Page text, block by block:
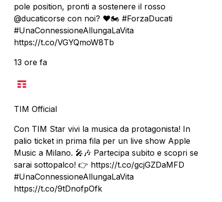
pole position, pronti a sostenere il rosso
@ducaticorse con noi? ❤️🏍️ #ForzaDucati
#UnaConnessioneAllungaLaVita
https://t.co/VGYQmoW8Tb
13 ore fa
TIM Official
Con TIM Star vivi la musica da protagonista! In
palio ticket in prima fila per un live show Apple
Music a Milano. 🎤🎶 Partecipa subito e scopri se
sarai sottopalco! 👉 https://t.co/gcjGZDaMFD
#UnaConnessioneAllungaLaVita
https://t.co/9tDnofpOfk